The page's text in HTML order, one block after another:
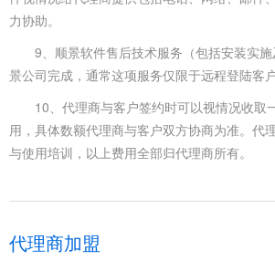
力协助。
9、顺景软件售后技术服务（包括安装实
景公司完成，通常这项服务仅限于远程登陆客
10、代理商与客户签约时可以视情况收取
用，具体数额代理商与客户双方协商为准。代
与使用培训，以上费用全部归代理商所有。
代理商加盟